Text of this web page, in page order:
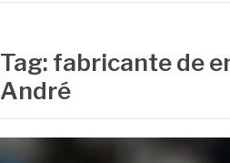
Tag: fabricante de
André